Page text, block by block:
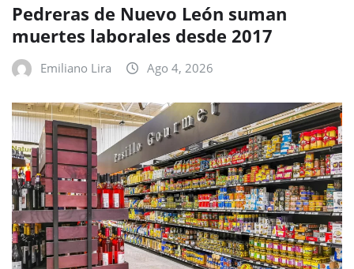
Pedreras de Nuevo León suman
muertes laborales desde 2017
Emiliano Lira Ago 4, 2026